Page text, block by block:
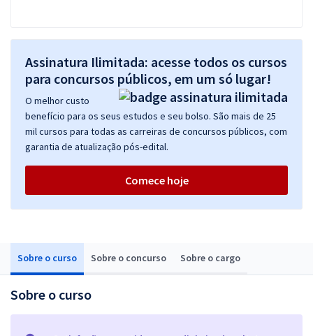
Sobre o curso Sobre o concurso Sobre o cargo
Sobre o curso
Assinatura Ilimitada: acesse todos os cursos
para concursos públicos, em um só lugar!
O melhor custo
benefício para os seus estudos e seu bolso. São mais de 25
mil cursos para todas as carreiras de concursos públicos, com
garantia de atualização pós-edital.
Comece hoje